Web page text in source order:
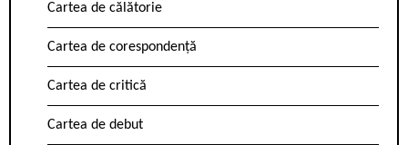
Cartea de călătorie
Cartea de corespondență
Cartea de critică
Cartea de debut